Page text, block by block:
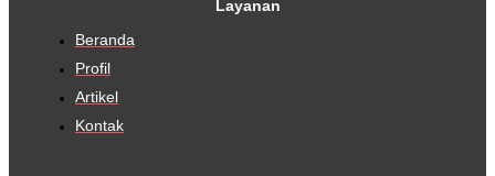
Layanan
Beranda
Profil
Artikel
Kontak